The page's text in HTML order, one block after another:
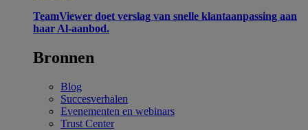
TeamViewer doet verslag van snelle klantaanpassing aan
haar Al-aanbod.
Bronnen
Blog
Succesverhalen
Evenementen en webinars
Trust Center